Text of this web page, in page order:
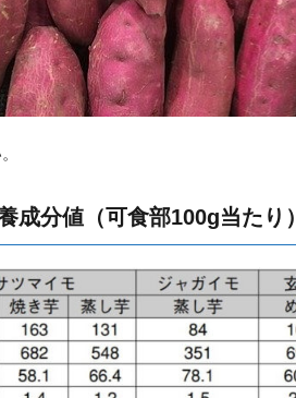
成分値（可食部100g当たり）